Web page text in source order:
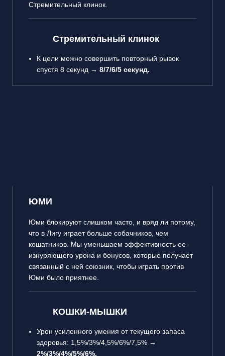
Стремительный клинок.
Стремительный клинок
К цели можно совершить повторный рывок
спустя 8 секунд → 8/7/6/5 секунд.
ЮМИ
Юми блокируют слишком часто, и вряд ли потому,
что в Лигу играет больше собачников, чем
кошатников. Мы уменьшаем эффективность ее
изнуряющего урона и бонусов, которые получает
связанный с ней союзник, чтобы играть против
Юми было приятнее.
КОШКИ-МЫШКИ
Урон усиленного умения от текущего запаса
здоровья: 1,5%/3%/4,5%/6%/7,5% →
2%/3%/4%/5%/6%.